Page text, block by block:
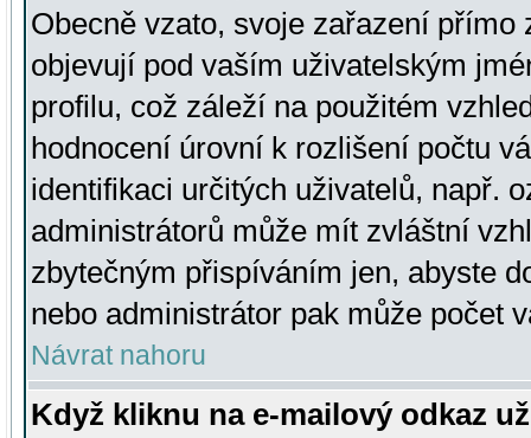
Obecně vzato, svoje zařazení přímo
objevují pod vaším uživatelským
profilu, což záleží na použitém
hodnocení úrovní k rozlišení počtu
identifikaci určitých uživatelů, např.
administrátorů může mít zvláštní
zbytečným přispíváním jen, abyste
nebo administrátor pak může počet
Návrat nahoru
Když kliknu na e-mailový odkaz